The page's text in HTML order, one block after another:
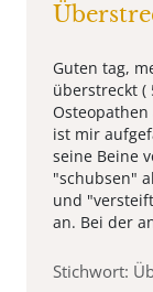
Guten tag,
überstreckt (
ist mir
seine Beine
"schubsen"
und
an. Bei der
Stichwort: